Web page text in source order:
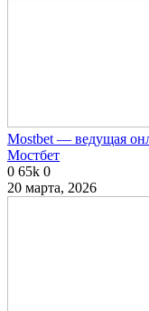
Mostbet — ведущая
Мостбет
0 65k 0
20 марта, 2026